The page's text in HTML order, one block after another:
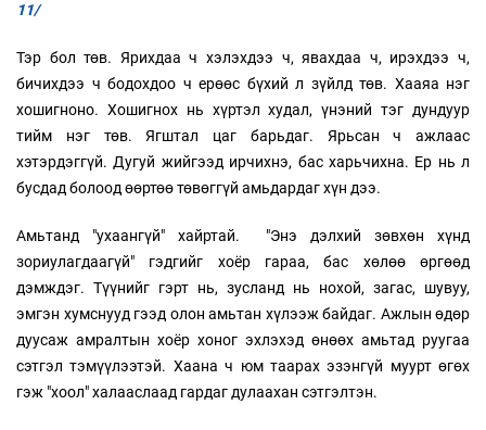
11/
Тэр бол төв. Ярихдаа ч хэлэхдээ ч, явахдаа ч, ирэхдээ ч,
бичихдээ ч бодохдоо ч ерөөс бүхий л зүйлд төв. Хааяа нэг
хошигноно. Хошигнох нь хүртэл худал, үнэний тэг дундуур
тийм нэг төв. Ягштал цаг барьдаг. Ярьсан ч ажлаас
хэтэрдэггүй. Дугуй жийгээд ирчихнэ, бас харьчихна. Ер нь л
бусдад болоод өөртөө төвөггүй амьдардаг хүн дээ.
Амьтанд "ухаангүй" хайртай. "Энэ дэлхий зөвхөн хүнд
зориулагдаагүй" гэдгийг хоёр гараа, бас хөлөө өргөөд
дэмждэг. Түүнийг гэрт нь, зусланд нь нохой, загас, шувуу,
эмгэн хумснууд гээд олон амьтан хүлээж байдаг. Ажлын өдөр
дуусаж амралтын хоёр хоног эхлэхэд өнөөх амьтад руугаа
сэтгэл тэмүүлээтэй. Хаана ч юм таарах эзэнгүй муурт өгөх
гэж "хоол" халааслаад гардаг дулаахан сэтгэлтэн.